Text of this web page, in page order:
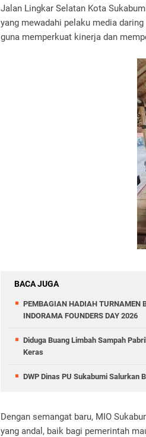
Jalan Lingkar Selatan Kota
yang mewadahi pelaku media
guna memperkuat kinerja dan
BACA JUGA
PEMBAGIAN HADIAH TURNAMEN
INDORAMA FOUNDERS DAY 2026
Diduga Buang Limbah Sampah
Keras
DWP Dinas PU Sukabumi Salurkan
Dengan semangat baru, MIO
yang andal, baik bagi pemerintah